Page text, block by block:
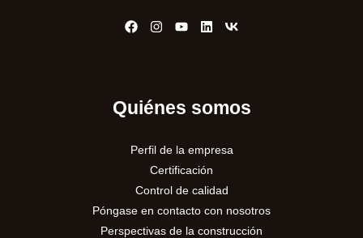
Quiénes somos
Perfil de la empresa
Certificación
Control de calidad
Póngase en contacto con nosotros
Perspectivas de la construcción